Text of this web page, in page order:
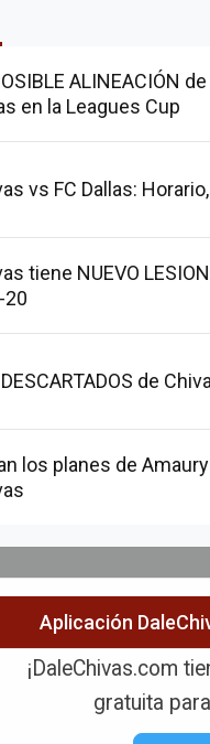
ALINEACIÓN
en la Leagues Cup
vs FC Dallas:
tiene NUEVO
20
de
los planes de Amaury
Aplicación
¡DaleChivas.com
gratuita